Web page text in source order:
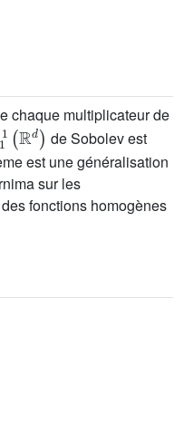
chaque multiplicateur de
11(ℝd)
de Sobolev est
est une généralisation
sur les
fonctions homogènes